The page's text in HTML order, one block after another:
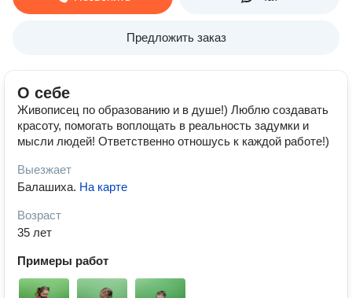
Предложить заказ
О себе
Живописец по образованию и в душе!) Люблю создавать
красоту, помогать воплощать в реальность задумки и
мысли людей! Ответственно отношусь к каждой работе!)
Выезжает
Балашиха. На карте
Возраст
35 лет
Примеры работ